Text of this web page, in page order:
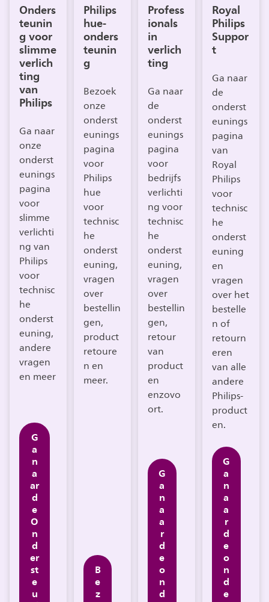
Onders
teunin
g voor
slimme
verlich
ting
van
Philips
Ga naar
onze
onderst
eunings
pagina
voor
slimme
verlichti
ng van
Philips
voor
technisc
he
onderst
euning,
andere
vragen
en meer
G
a
n
a
ar
d
e
O
n
d
er
st
e
u
Philips
hue-
onders
teunin
g
Bezoek
onze
onderst
eunings
pagina
voor
Philips
hue
voor
technisc
he
onderst
euning,
vragen
over
bestellin
gen,
product
retoure
n en
meer.
B
e
z
Profess
ionals
in
verlich
ting
Ga naar
de
onderst
eunings
pagina
voor
bedrijfs
verlichti
ng voor
technisc
he
onderst
euning,
vragen
over
bestellin
gen,
retour
van
product
en
enzovo
ort.
G
a
n
a
a
r
d
e
o
n
d
Royal
Philips
Suppor
t
Ga naar
de
onderst
eunings
pagina
van
Royal
Philips
voor
technisc
he
onderst
euning
en
vragen
over het
bestelle
n of
retourn
eren
van alle
andere
Philips-
product
en.
G
a
n
a
a
r
d
e
o
n
d
e